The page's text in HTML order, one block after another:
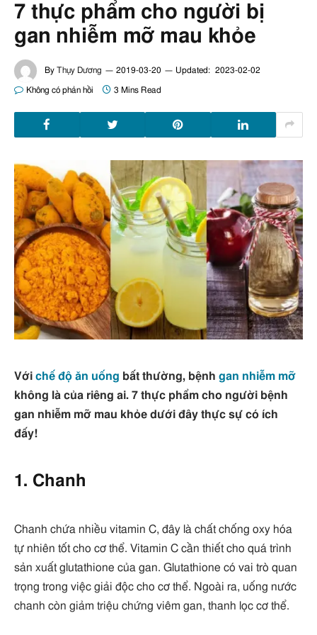
7 thực phẩm cho người bị
gan nhiễm mỡ mau khỏe
By Thụy Dương 2019-03-20 Updated: 2023-02-02
Không có phản hồi 3 Mins Read
Với chế độ ăn uống bất thường, bệnh gan nhiễm mỡ
không là của riêng ai. 7 thực phẩm cho người bệnh
gan nhiễm mỡ mau khỏe dưới đây thực sự có ích
đấy!
1. Chanh
Chanh chứa nhiều vitamin C, đây là chất chống oxy hóa
tự nhiên tốt cho cơ thể. Vitamin C cần thiết cho quá trình
sản xuất glutathione của gan. Glutathione có vai trò quan
trọng trong việc giải độc cho cơ thể. Ngoài ra, uống nước
chanh còn giảm triệu chứng viêm gan, thanh lọc cơ thể.